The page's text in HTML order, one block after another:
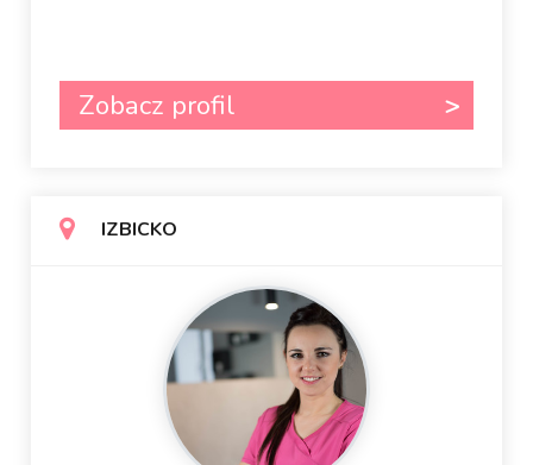
Zobacz profil
IZBICKO